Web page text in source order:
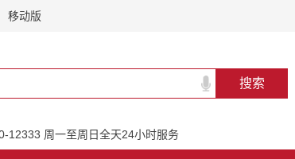
移动版
12333 周一至周日全天24小时服务